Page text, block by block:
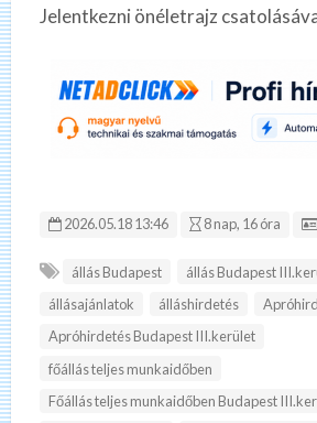
Jelentkezni önéletrajz
2026.05.18 13:46 8 nap, 16 óra
állás Budapest
állás Budapest
állásajánlatok
álláshirdetés
Apróhirdetés Budapest III.kerület
főállás teljes munkaidőben
Főállás teljes munkaidőben Budapest